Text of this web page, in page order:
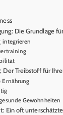
Die Grundlage
integrieren
Der Treibstoff für
Ernährung
Gewohnheiten
Ein oft